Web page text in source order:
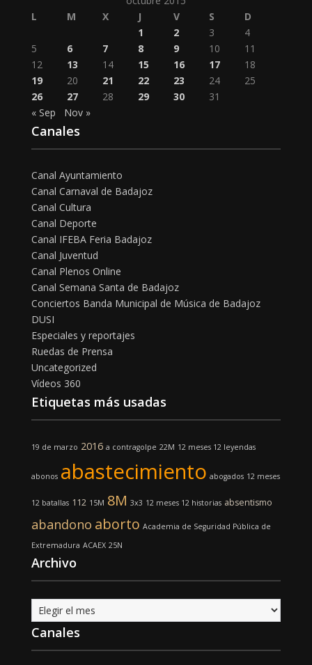
L
M X J V S
D
1
2 3
4
5
6 7 8 9 10
11
12
13 14 15 16 17
18
19
20 21 22 23 24
25
26
27 28 29 30
31
« Sep
Nov »
Canales
Canal Ayuntamiento
Canal Carnaval de Badajoz
Canal Cultura
Canal Deporte
Canal IFEBA Feria Badajoz
Canal Juventud
Canal Plenos Online
Canal Semana Santa de Badajoz
Conciertos Banda Municipal de Música de Badajoz
DUSI
Especiales y reportajes
Ruedas de Prensa
Uncategorized
Vídeos 360
Etiquetas más usadas
19 de marzo 2016 a contragolpe 22M 12 meses 12 leyendas
abonos abastecimiento abogados 12 meses
12 batallas 112 15M 8M 3x3 12 meses 12 historias absentismo
abandono aborto Academia de Seguridad Pública de
Extremadura ACAEX 25N
Archivo
Archivo
Canales